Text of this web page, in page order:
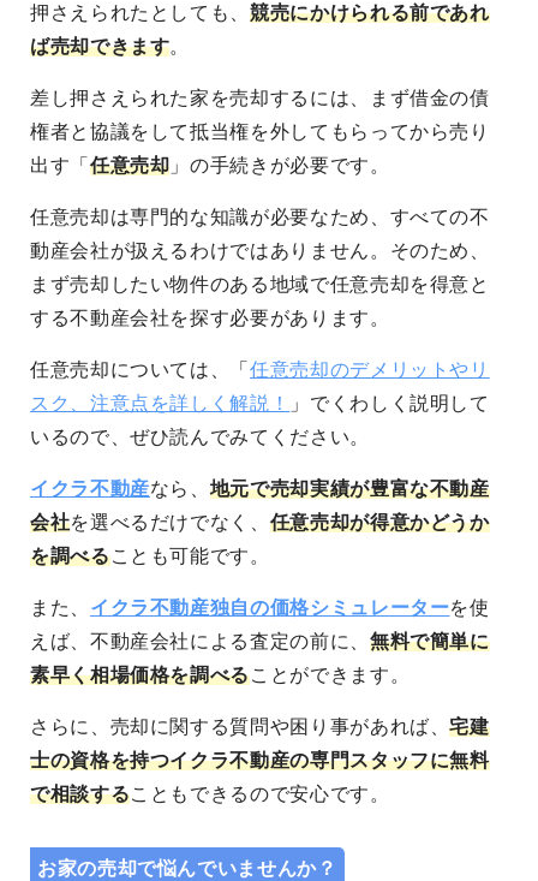
押さえられたとしても、競売にかけられる前であれ
ば売却できます。
差し押さえられた家を売却するには、まず借金の債
権者と協議をして抵当権を外してもらってから売り
出す「 任意売却 」の手続きが必要です。
任意売却は専門的な知識が必要なため、すべての不
動産会社が扱えるわけではありません。そのため、
まず売却したい物件のある地域で任意売却を得意と
する不動産会社を探す必要があります。
任意売却については、「任意売却のデメリットやリ
スク、注意点を詳しく解説！
」でくわしく説明して
いるので、ぜひ読んでみてください。
イクラ不動産なら、 地元で売却実績が豊富な不動産
会社を選べるだけでなく、 任意売却が得意かどうか
を調べることも可能です。
また、 イクラ不動産独自の価格シミュレーターを使
えば、不動産会社による査定の前に、 無料で簡単に
素早く相場価格を調べることができます。
さらに、売却に関する質問や困り事があれば、宅建
士の資格を持つイクラ不動産の専門スタッフに無料
で相談することもできるので安心です。
お家の売却で悩んでいませんか？